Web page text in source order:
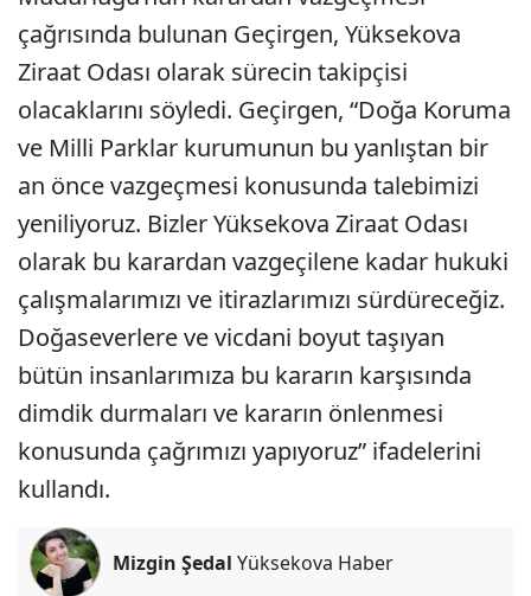
çağrısında bulunan Geçirgen, Yüksekova
Ziraat Odası olarak sürecin takipçisi
olacaklarını söyledi. Geçirgen, “Doğa Koruma
ve Milli Parklar kurumunun bu yanlıştan bir
an önce vazgeçmesi konusunda talebimizi
yeniliyoruz. Bizler Yüksekova Ziraat Odası
olarak bu karardan vazgeçilene kadar hukuki
çalışmalarımızı ve itirazlarımızı sürdüreceğiz.
Doğaseverlere ve vicdani boyut taşıyan
bütün insanlarımıza bu kararın karşısında
dimdik durmaları ve kararın önlenmesi
konusunda çağrımızı yapıyoruz” ifadelerini
kullandı.
Mizgin Şedal Yüksekova Haber